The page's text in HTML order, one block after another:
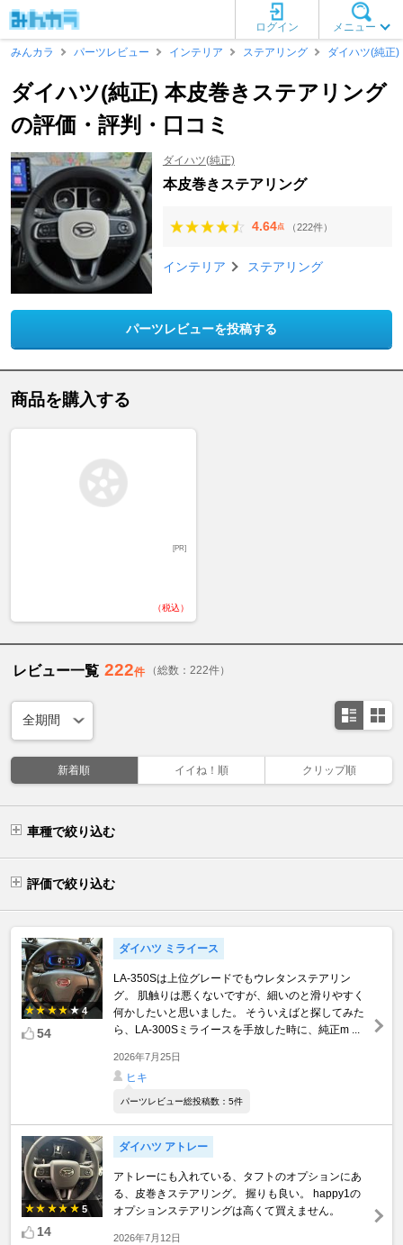
メニュー
ログイン
みんカラ
パーツレビュー インテリア ステアリング ダイハツ(純正)
ダイハツ(純正) 本皮巻きステアリング
の評価・評判・口コミ
ダイハツ(純正)
本皮巻きステアリング
4.64点 （222件）
インテリア ステアリング
パーツレビューを投稿する
商品を購入する
[PR]
（税込）
レビュー一覧 222件 （総数：222件）
新着順 イイね！順 クリップ順
車種で絞り込む
評価で絞り込む
4
54
ダイハツ ミライース
LA-350Sは上位グレードでもウレタンステアリン
グ。 肌触りは悪くないですが、細いのと滑りやすく
何かしたいと思いました。 そういえばと探してみた
ら、LA-300Sミライースを手放した時に、純正m ...
2026年7月25日
ヒキ
パーツレビュー総投稿数：5件
5
14
ダイハツ アトレー
アトレーにも入れている、タフトのオプションにあ
る、皮巻きステアリング。 握りも良い。 happy1の
オプションステアリングは高くて買えません。
2026年7月12日